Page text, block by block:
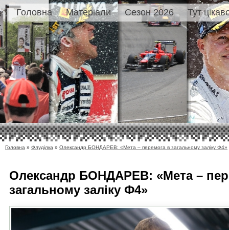
Головна Матеріали Сезон 2026 Тут
Головна » Флуділка » Олександр БОНДАРЕВ: «Мета – перемога в загальному заліку Ф4»
Олександр БОНДАРЕВ: «Мета –
загальному заліку Ф4»